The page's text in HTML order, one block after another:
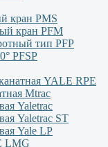
кран PMS
кран PFM
тип PFP
PFSP
YALE RPE
Mtrac
Yaletrac
Yaletrac ST
Yale LP
LMG